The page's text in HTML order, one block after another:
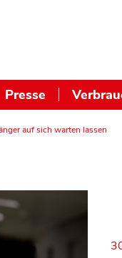
Presse
auf sich warten lassen